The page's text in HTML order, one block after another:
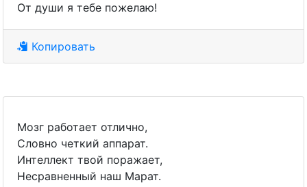
От души я тебе пожелаю!
Копировать
Мозг работает отлично,
Словно четкий аппарат.
Интеллект твой поражает,
Несравненный наш Марат.